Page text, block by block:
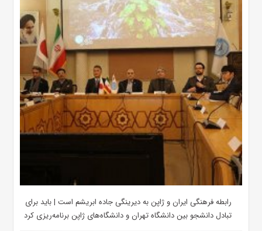
رابطه فرهنگی ایران و ژاپن به دیرینگی جاده ابریشم است | باید برای
تبادل دانشجو بین دانشگاه تهران و دانشگاه‌های ژاپن برنامه‌ریزی کرد